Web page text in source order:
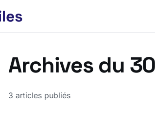
Archives du
3 articles publiés